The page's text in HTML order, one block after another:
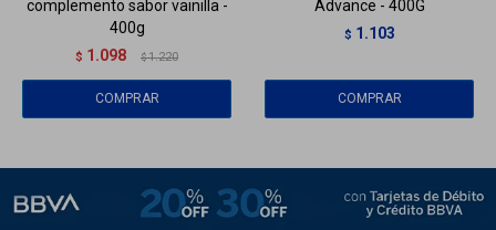
complemento sabor vainilla -
400g
$ 1.098 $ 1.220
Advance - 400G
$ 1.103